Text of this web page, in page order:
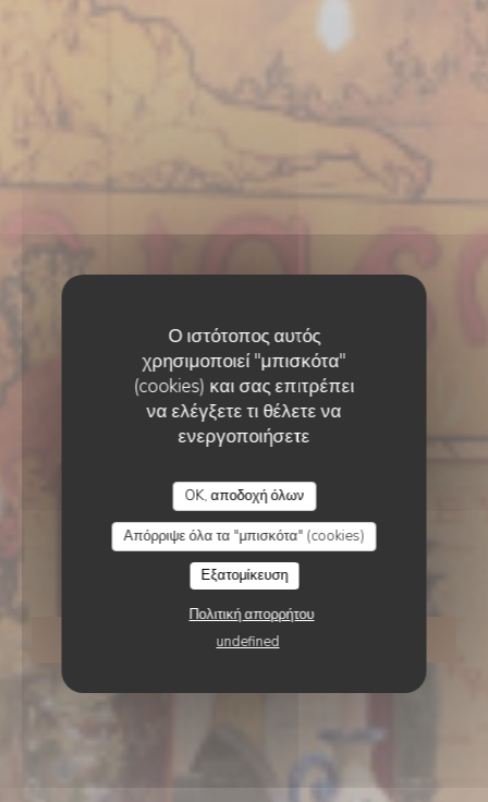
Ο ιστότοπος αυτός
χρησιμοποιεί "μπισκότα"
(cookies) και σας επιτρέπει
να ελέγξετε τι θέλετε να
ενεργοποιήσετε
OK, αποδοχή όλων
Απόρριψε όλα τα "μπισκότα" (cookies)
Εξατομίκευση
Πολιτική απορρήτου
undefined
ESTAMINET FLAMAND• LILLE
Estaminet La CH’TITE
Brigitte rue des Bouchers
LILLE
ΚΆΝΤΕ ΚΡΆΤΗΣΗ ΤΡΑΠΕΖΙΟΎ